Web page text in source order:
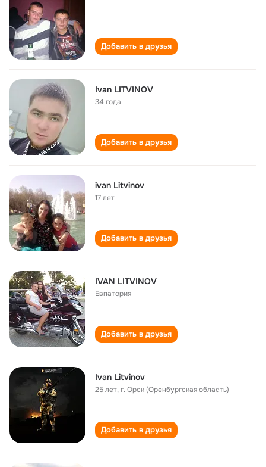
Добавить в друзья
Ivan LITVINOV
34 года
Добавить в друзья
ivan Litvinov
17 лет
Добавить в друзья
IVAN LITVINOV
Евпатория
Добавить в друзья
Ivan Litvinov
25 лет,г. Орск (Оренбургская область)
Добавить в друзья